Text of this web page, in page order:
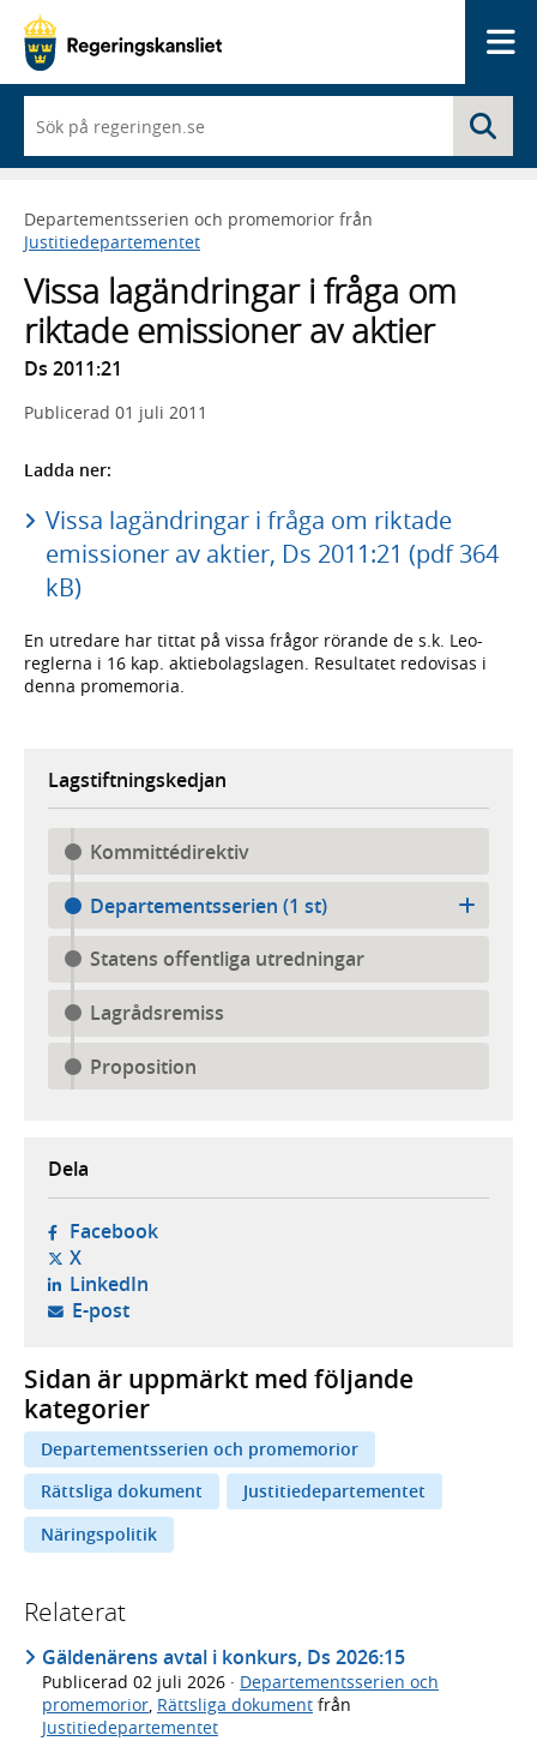
du
börjar
skriva
framträder
en
med
sökförslag
Departementsserien och promemorior från
Justitiedepartementet
Vissa lagändringar i fråga om
riktade emissioner av aktier
Ds 2011:21
Publicerad 01 juli 2011
Ladda ner:
Vissa lagändringar i fråga om riktade
emissioner av aktier, Ds 2011:21 (pdf 364
kB)
En utredare har tittat på vissa frågor rörande de s.k. Leo-
reglerna i 16 kap. aktiebolagslagen. Resultatet redovisas i
denna promemoria.
Lagstiftningskedjan
Kommittédirektiv
Departementsserien (1 st)
Statens offentliga utredningar
Lagrådsremiss
Proposition
Dela
Facebook- öppnas i ny flik, extern webbplats,
X- öppnas i ny flik, extern webbplats,
LinkedIn- öppnas i ny flik, extern webbplats,
E-post- öppnar din e-postklient,
Sidan är uppmärkt med följande
kategorier
Departementsserien och promemorior
Rättsliga dokument
Justitiedepartementet
Näringspolitik
Relaterat
Gäldenärens avtal i konkurs, Ds 2026:15
Publicerad 02 juli 2026 · Departementsserien och
promemorior, Rättsliga dokument från
Justitiedepartementet